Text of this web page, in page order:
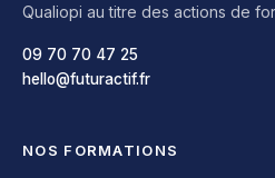
Qualiopi au titre des actions de
09 70 70 47 25
hello@futuractif.fr
NOS FORMATIONS